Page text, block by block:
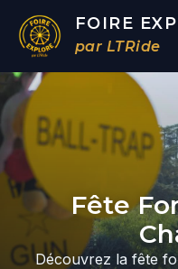
contenu
FOIRE
par LTRide
Par/10/04/2026
Fête
Découvrez la fête